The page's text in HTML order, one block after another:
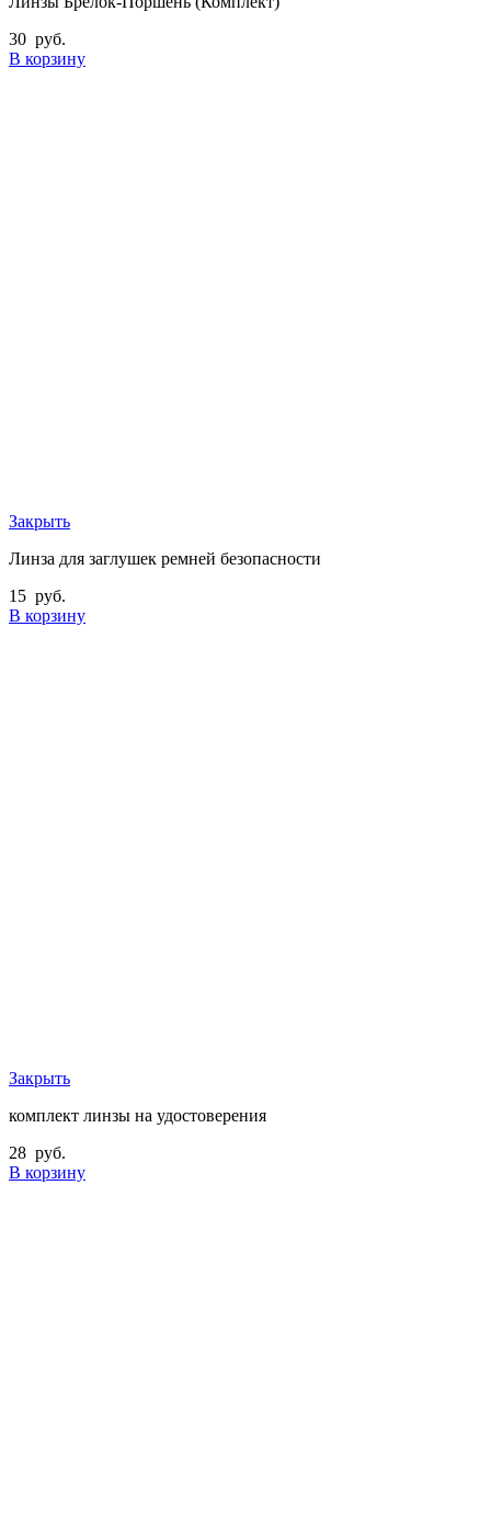
30 руб.
В корзину
Закрыть
Линза для заглушек ремней безопасности
15 руб.
В корзину
Закрыть
комплект линзы на удостоверения
28 руб.
В корзину